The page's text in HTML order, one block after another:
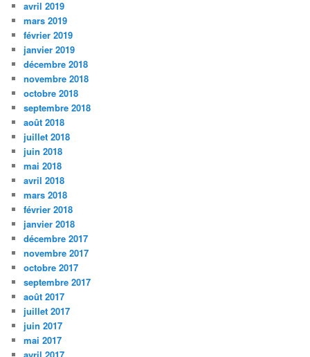
avril 2019
mars 2019
février 2019
janvier 2019
décembre 2018
novembre 2018
octobre 2018
septembre 2018
août 2018
juillet 2018
juin 2018
mai 2018
avril 2018
mars 2018
février 2018
janvier 2018
décembre 2017
novembre 2017
octobre 2017
septembre 2017
août 2017
juillet 2017
juin 2017
mai 2017